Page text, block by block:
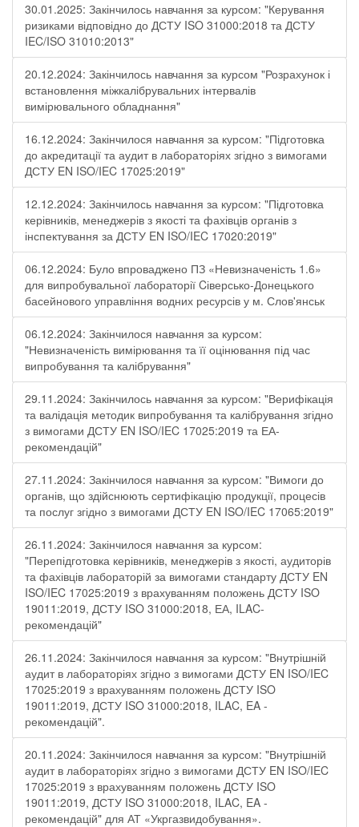
30.01.2025: Закінчилось навчання за курсом: "Керування
ризиками відповідно до ДСТУ ISO 31000:2018 та ДСТУ
IEC/ISO 31010:2013"
20.12.2024: Закінчилось навчання за курсом "Розрахунок і
встановлення міжкалібрувальних інтервалів
вимірювального обладнання"
16.12.2024: Закінчилося навчання за курсом: "Підготовка
до акредитації та аудит в лабораторіях згідно з вимогами
ДСТУ EN ISO/IEC 17025:2019"
12.12.2024: Закінчилось навчання за курсом: "Підготовка
керівників, менеджерів з якості та фахівців органів з
інспектування за ДСТУ EN ISO/IEC 17020:2019"
06.12.2024: Було впроваджено ПЗ «Невизначеність 1.6»
для випробувальної лабораторії Cіверсько-Донецького
басейнового управління водних ресурсів у м. Слов'янськ
06.12.2024: Закінчилося навчання за курсом:
"Невизначеність вимірювання та її оцінювання під час
випробування та калібрування"
29.11.2024: Закінчилось навчання за курсом: "Верифікація
та валідація методик випробування та калібрування згідно
з вимогами ДСТУ EN ISO/IEC 17025:2019 та ЕА-
рекомендацій"
27.11.2024: Закінчилося навчання за курсом: "Вимоги до
органів, що здійснюють сертифікацію продукції, процесів
та послуг згідно з вимогами ДСТУ EN ISO/IEC 17065:2019"
26.11.2024: Закінчилося навчання за курсом:
"Перепідготовка керівників, менеджерів з якості, аудиторів
та фахівців лабораторій за вимогами стандарту ДСТУ EN
ISO/IEC 17025:2019 з врахуванням положень ДСТУ ISO
19011:2019, ДСТУ ISO 31000:2018, ЕА, ILAC-
рекомендацій"
26.11.2024: Закінчилося навчання за курсом: "Внутрішній
аудит в лабораторіях згідно з вимогами ДСТУ EN ISO/IEC
17025:2019 з врахуванням положень ДСТУ ISO
19011:2019, ДСТУ ISO 31000:2018, ILAC, EA -
рекомендацій".
20.11.2024: Закінчилося навчання за курсом: "Внутрішній
аудит в лабораторіях згідно з вимогами ДСТУ EN ISO/IEC
17025:2019 з врахуванням положень ДСТУ ISO
19011:2019, ДСТУ ISO 31000:2018, ILAC, EA -
рекомендацій" для АТ «Укргазвидобування».